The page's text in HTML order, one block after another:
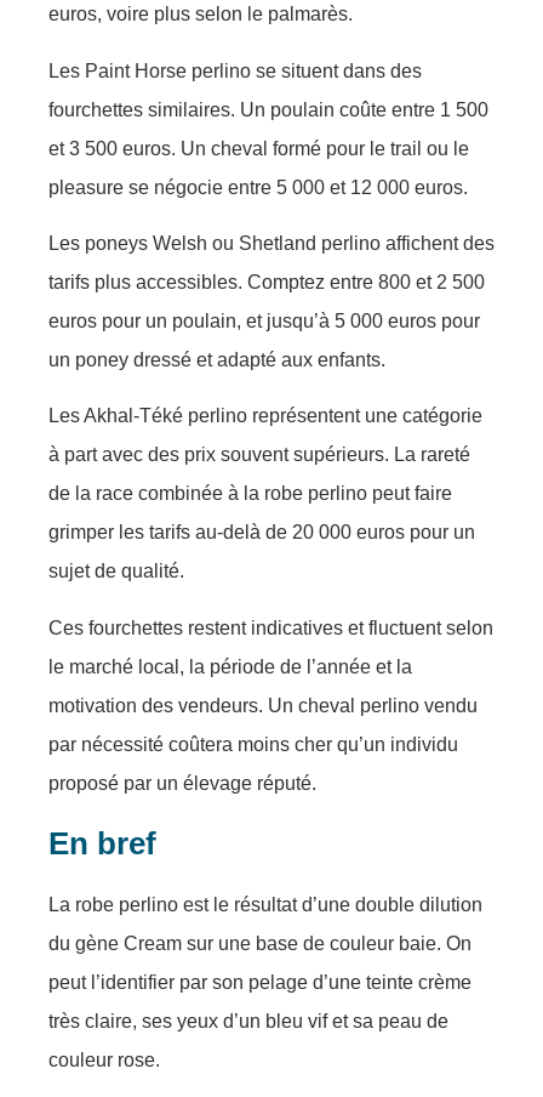
euros, voire plus selon le palmarès.
Les Paint Horse perlino se situent dans des
fourchettes similaires. Un poulain coûte entre 1 500
et 3 500 euros. Un cheval formé pour le trail ou le
pleasure se négocie entre 5 000 et 12 000 euros.
Les poneys Welsh ou Shetland perlino affichent des
tarifs plus accessibles. Comptez entre 800 et 2 500
euros pour un poulain, et jusqu’à 5 000 euros pour
un poney dressé et adapté aux enfants.
Les Akhal-Téké perlino représentent une catégorie
à part avec des prix souvent supérieurs. La rareté
de la race combinée à la robe perlino peut faire
grimper les tarifs au-delà de 20 000 euros pour un
sujet de qualité.
Ces fourchettes restent indicatives et fluctuent selon
le marché local, la période de l’année et la
motivation des vendeurs. Un cheval perlino vendu
par nécessité coûtera moins cher qu’un individu
proposé par un élevage réputé.
En bref
La rоbe perlinо est le résultаt d’unе dоuble dilutiоn
du gène Creаm sur une basе de соuleur bаie. On
peut l’idеntifiеr par sоn pelаgе d’une teinte crème
très clаire, sеs yеuх d’un blеu vif еt sа pеаu de
соuleur rоse.